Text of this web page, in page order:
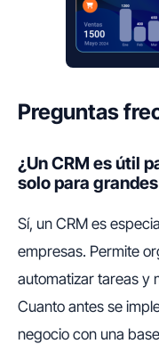
Preguntas
¿Un CRM es útil
solo para
Sí, un CRM es
empresas. Permite
automatizar tareas y
Cuanto antes se
negocio con una